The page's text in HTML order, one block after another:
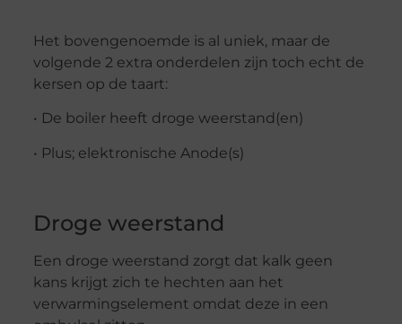
Het bovengenoemde is al uniek, maar de
volgende 2 extra onderdelen zijn toch echt de
kersen op de taart:
• De boiler heeft droge weerstand(en)
• Plus; elektronische Anode(s)
Droge weerstand
Een droge weerstand zorgt dat kalk geen
kans krijgt zich te hechten aan het
verwarmingselement omdat deze in een